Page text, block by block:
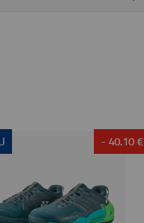
- 40.10 €